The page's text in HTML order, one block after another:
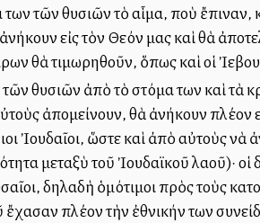
τῶν θυσιῶν τὸ αἷμα, ποὺ
εἰς τὸν Θεόν μας καὶ θὰ
θὰ τιμωρηθοῦν, ὅπως καὶ οἱ
θυσιῶν ἀπὸ τὸ στόμα των καὶ
ἀπομείνουν, θὰ ἀνήκουν πλέον
Ἰουδαῖοι, ὥστε καὶ ἀπὸ αὐτοὺς νὰ
μεταξὺ τοῦ Ἰουδαϊκοῦ λαοῦ)· οἱ
δηλαδὴ ὁμότιμοι πρὸς τοὺς
πλέον τὴν ἐθνικήν των